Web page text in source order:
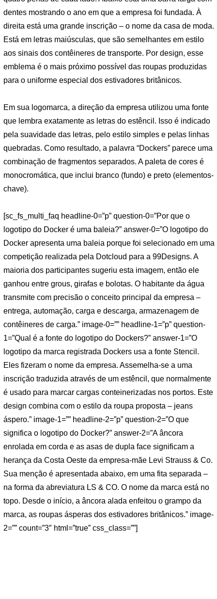
dentes mostrando o ano em que a empresa foi fundada. À
direita está uma grande inscrição – o nome da casa de moda.
Está em letras maiúsculas, que são semelhantes em estilo
aos sinais dos contêineres de transporte. Por design, esse
emblema é o mais próximo possível das roupas produzidas
para o uniforme especial dos estivadores britânicos.
Em sua logomarca, a direção da empresa utilizou uma fonte
que lembra exatamente as letras do estêncil. Isso é indicado
pela suavidade das letras, pelo estilo simples e pelas linhas
quebradas. Como resultado, a palavra “Dockers” parece uma
combinação de fragmentos separados. A paleta de cores é
monocromática, que inclui branco (fundo) e preto (elementos-
chave).
[sc_fs_multi_faq headline-0=”p” question-0=”Por que o
logotipo do Docker é uma baleia?” answer-0=”O logotipo do
Docker apresenta uma baleia porque foi selecionado em uma
competição realizada pela Dotcloud para a 99Designs. A
maioria dos participantes sugeriu esta imagem, então ele
ganhou entre grous, girafas e bolotas. O habitante da água
transmite com precisão o conceito principal da empresa –
entrega, automação, carga e descarga, armazenagem de
contêineres de carga.” image-0=”” headline-1=”p” question-
1=”Qual é a fonte do logotipo do Dockers?” answer-1=”O
logotipo da marca registrada Dockers usa a fonte Stencil.
Eles fizeram o nome da empresa. Assemelha-se a uma
inscrição traduzida através de um estêncil, que normalmente
é usado para marcar cargas conteinerizadas nos portos. Este
design combina com o estilo da roupa proposta – jeans
áspero.” image-1=”” headline-2=”p” question-2=”O que
significa o logotipo do Docker?” answer-2=”A âncora
enrolada em corda e as asas de dupla face significam a
herança da Costa Oeste da empresa-mãe Levi Strauss & Co.
Sua menção é apresentada abaixo, em uma fita separada –
na forma da abreviatura LS & CO. O nome da marca está no
topo. Desde o início, a âncora alada enfeitou o grampo da
marca, as roupas ásperas dos estivadores britânicos.” image-
2=”” count=”3″ html=”true” css_class=””]